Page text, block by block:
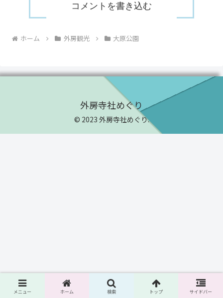
コメントを書き込む
ホーム 外房観光 大原公園
外房寺社めぐり
© 2023 外房寺社めぐり.
メニュー ホーム 検索 トップ サイドバー